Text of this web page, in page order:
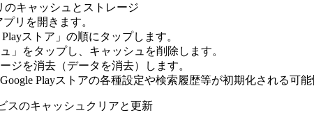
のキャッシュとストレージ
リを開きます。
ストア」の順にタップします。
」をタップし、キャッシュを削除します。
ジを消去（データを消去）します。
Playストアの各種設定や検索履歴等が初期化される可
スのキャッシュクリアと更新